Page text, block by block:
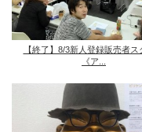
【終了】8/3新人登録販売者ス
《ア...